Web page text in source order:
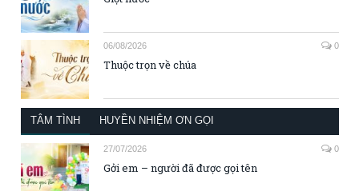
06/08/2026 0
Thuộc trọn về chúa
TÂM TÌNH HUYỀN NHIỆM ƠN GỌI
27/07/2026 0
Gởi em – người đã được gọi tên